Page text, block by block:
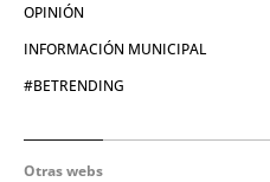
OPINIÓN
INFORMACIÓN MUNICIPAL
#BETRENDING
Otras webs